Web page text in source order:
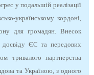
у подальшій реалізації
українському кордоні,
для громадян. Внесок
ЄС та передових
тривалого партнерства
та Україною, з одного